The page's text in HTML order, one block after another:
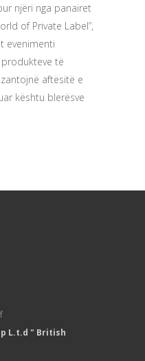
njëri nga panairet
of Private Label”,
evenimenti
të
aftësitë e
kështu blerësve
L.t.d " British